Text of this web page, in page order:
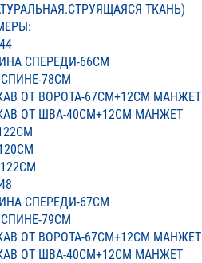
ТКАНЬ)
СПЕРЕДИ-66СМ
78СМ
ОТ ВОРОТА-67СМ+12СМ МАНЖЕТ
ОТ ШВА-40СМ+12СМ МАНЖЕТ
СПЕРЕДИ-67СМ
79СМ
ОТ ВОРОТА-67СМ+12СМ МАНЖЕТ
ОТ ШВА-40СМ+12СМ МАНЖЕТ